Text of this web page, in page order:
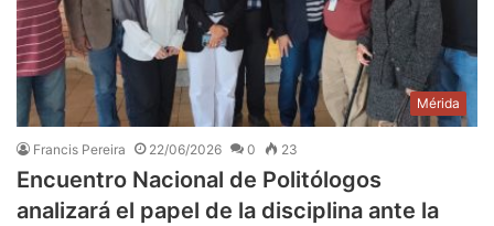
Mérida
Francis Pereira 22/06/2026 0 23
Encuentro Nacional de Politólogos
analizará el papel de la disciplina ante la